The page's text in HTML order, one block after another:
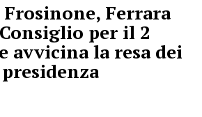
Ferrara
per il 2
avvicina la resa dei